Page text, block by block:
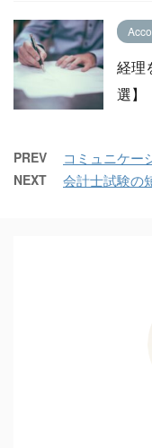
経理
選】
PREV コミュニケー
NEXT 会計士試験の